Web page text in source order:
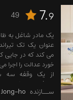
7.9
49
یک مادر شاغل به
عنوان یک تک
می کند که در
خورد عدالت را اجرا
از یک وقفه سه
محافظت از
جنایتکاران خطرناک
ســازنده ho